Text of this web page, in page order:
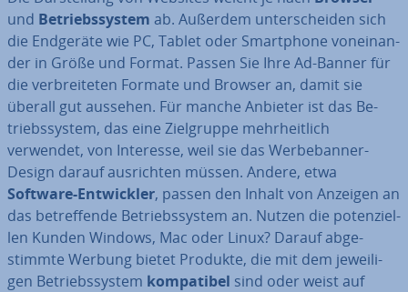
und Be­triebs­sys­tem ab. Außerdem un­ter­schei­den sich
die Endgeräte wie PC, Tablet oder Smart­phone von­ein­an­
der in Größe und Format. Passen Sie Ihre Ad-Banner für
die ver­brei­te­ten Formate und Browser an, damit sie
überall gut aussehen. Für manche Anbieter ist das Be­
triebs­sys­tem, das eine Ziel­grup­pe mehr­heit­lich
verwendet, von Interesse, weil sie das Wer­be­ban­ner-
Design darauf aus­rich­ten müssen. Andere, etwa
Software-Ent­wick­ler, passen den Inhalt von Anzeigen an
das be­tref­fen­de Be­triebs­sys­tem an. Nutzen die po­ten­zi­el­
len Kunden Windows, Mac oder Linux? Darauf ab­ge­
stimm­te Werbung bietet Produkte, die mit dem je­wei­li­
gen Be­triebs­sys­tem kom­pa­ti­bel sind oder weist auf